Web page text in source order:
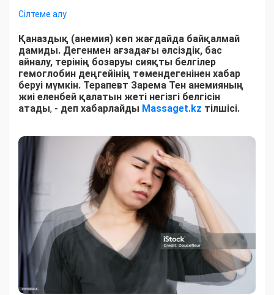
Сілтеме алу
Қаназдық (анемия) көп жағдайда байқалмай
дамиды. Дегенмен ағзадағы әлсіздік, бас
айналу, терінің бозаруы сияқты белгілер
гемоглобин деңгейінің төмендегенінен хабар
беруі мүмкін. Терапевт Зарема Тен анемияның
жиі еленбей қалатын жеті негізгі белгісін
атады, - деп хабарлайды Massaget.kz тілшісі.